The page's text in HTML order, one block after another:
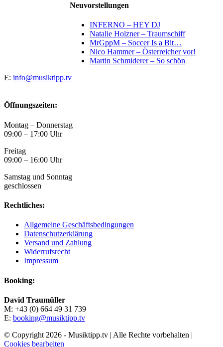
Neuvorstellungen
INFERNO – HEY DJ
Natalie Holzner – Traumschiff
MrGppM – Soccer Is a Bit…
Nico Hammer – Österreicher vor!
Martin Schmiderer – So schön
E: info@musiktipp.tv
Öffnungszeiten:
Montag – Donnerstag
09:00 – 17:00 Uhr
Freitag
09:00 – 16:00 Uhr
Samstag und Sonntag
geschlossen
Rechtliches:
Allgemeine Geschäftsbedingungen
Datenschutzerklärung
Versand und Zahlung
Widerrufsrecht
Impressum
Booking:
David Traumüller
M: +43 (0) 664 49 31 739
E: booking@musiktipp.tv
© Copyright 2026 - Musiktipp.tv | Alle Rechte vorbehalten |
Cookies bearbeiten